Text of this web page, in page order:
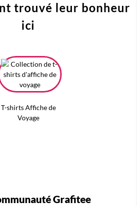
trouvé leur bonheur
ici
T-shirts Affiche de
Voyage
Grafitee